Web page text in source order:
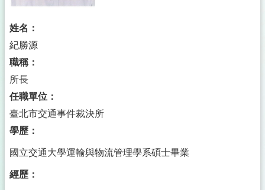
姓名：
紀勝源
職稱：
所長
任職單位：
臺北市交通事件裁決所
學歷：
國立交通大學運輸與物流管理學系碩士畢業
經歷：